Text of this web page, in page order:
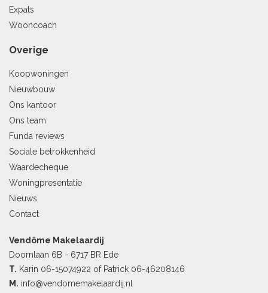
Expats
Wooncoach
Overige
Koopwoningen
Nieuwbouw
Ons kantoor
Ons team
Funda reviews
Sociale betrokkenheid
Waardecheque
Woningpresentatie
Nieuws
Contact
Vendôme Makelaardij
Doornlaan 6B - 6717 BR Ede
T. Karin 06-15074922 of Patrick 06-46208146
M. info@vendomemakelaardij.nl